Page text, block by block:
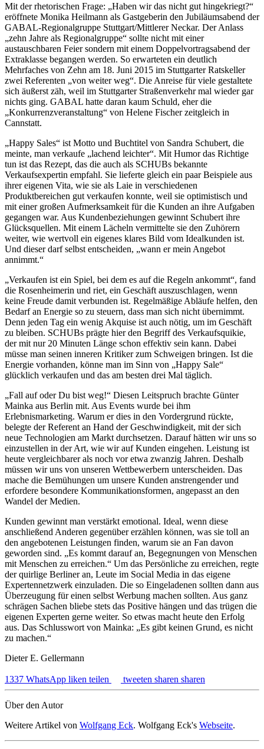
Mit der rhetorischen Frage: „Haben wir das nicht gut hingekriegt?“
eröffnete Monika Heilmann als Gastgeberin den Jubiläumsabend der
GABAL-Regionalgruppe Stuttgart/Mittlerer Neckar. Der Anlass
„zehn Jahre als Regionalgruppe“ sollte nicht mit einer
austauschbaren Feier sondern mit einem Doppelvortragsabend der
Extraklasse begangen werden. So erwarteten ein deutlich
Mehrfaches von Zehn am 18. Juni 2015 im Stuttgarter Ratskeller
zwei Referenten „von weiter weg“. Die Anreise für viele gestaltete
sich äußerst zäh, weil im Stuttgarter Straßenverkehr mal wieder gar
nichts ging. GABAL hatte daran kaum Schuld, eher die
„Konkurrenzveranstaltung“ von Helene Fischer zeitgleich in
Cannstatt.
„Happy Sales“ ist Motto und Buchtitel von Sandra Schubert, die
meinte, man verkaufe „lachend leichter“. Mit Humor das Richtige
tun ist das Rezept, das die auch als SCHUBs bekannte
Verkaufsexpertin empfahl. Sie lieferte gleich ein paar Beispiele aus
ihrer eigenen Vita, wie sie als Laie in verschiedenen
Produktbereichen gut verkaufen konnte, weil sie optimistisch und
mit einer großen Aufmerksamkeit für die Kunden an ihre Aufgaben
gegangen war. Aus Kundenbeziehungen gewinnt Schubert ihre
Glücksquellen. Mit einem Lächeln vermittelte sie den Zuhörern
weiter, wie wertvoll ein eigenes klares Bild vom Idealkunden ist.
Und dieser darf selbst entscheiden, „wann er mein Angebot
annimmt.“
„Verkaufen ist ein Spiel, bei dem es auf die Regeln ankommt“, fand
die Rosenheimerin und riet, ein Geschäft auszuschlagen, wenn
keine Freude damit verbunden ist. Regelmäßige Abläufe helfen, den
Bedarf an Energie so zu steuern, dass man sich nicht übernimmt.
Denn jeden Tag ein wenig Akquise ist auch nötig, um im Geschäft
zu bleiben. SCHUBs prägte hier den Begriff des Verkaufsquikie,
der mit nur 20 Minuten Länge schon effektiv sein kann. Dabei
müsse man seinen inneren Kritiker zum Schweigen bringen. Ist die
Energie vorhanden, könne man im Sinn von „Happy Sale“
glücklich verkaufen und das am besten drei Mal täglich.
„Fall auf oder Du bist weg!“ Diesen Leitspruch brachte Günter
Mainka aus Berlin mit. Aus Events wurde bei ihm
Erlebnismarketing. Warum er dies in den Vordergrund rückte,
belegte der Referent an Hand der Geschwindigkeit, mit der sich
neue Technologien am Markt durchsetzen. Darauf hätten wir uns so
einzustellen in der Art, wie wir auf Kunden eingehen. Leistung ist
heute vergleichbarer als noch vor etwa zwanzig Jahren. Deshalb
müssen wir uns von unseren Wettbewerbern unterscheiden. Das
mache die Bemühungen um unsere Kunden anstrengender und
erfordere besondere Kommunikationsformen, angepasst an den
Wandel der Medien.
Kunden gewinnt man verstärkt emotional. Ideal, wenn diese
anschließend Anderen gegenüber erzählen können, was sie toll an
den angebotenen Leistungen finden, warum sie an Fan davon
geworden sind. „Es kommt darauf an, Begegnungen von Menschen
mit Menschen zu erreichen.“ Um das Persönliche zu erreichen, regte
der quirlige Berliner an, Leute im Social Media in das eigene
Expertennetzwerk einzuladen. Die so Eingeladenen sollten dann aus
Überzeugung für einen selbst Werbung machen sollten. Aus ganz
schrägen Sachen bliebe stets das Positive hängen und das trügen die
eigenen Experten gerne weiter. So etwas macht heute den Erfolg
aus. Das Schlusswort von Mainka: „Es gibt keinen Grund, es nicht
zu machen.“
Dieter E. Gellermann
1337 WhatsApp liken teilen tweeten sharen sharen
Über den Autor
Weitere Artikel von Wolfgang Eck. Wolfgang Eck's Webseite.